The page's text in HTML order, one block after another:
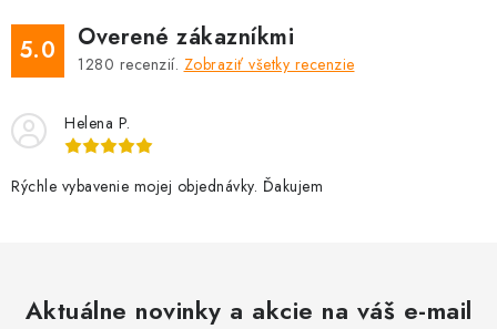
5.0 Overené zákazníkmi
1280 recenzií. Zobraziť všetky recenzie
Helena P.
Rýchle vybavenie mojej objednávky. Ďakujem
Aktuálne novinky a akcie na váš e-mail